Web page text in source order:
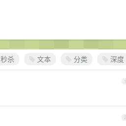
秒杀 文本 分类 深度
1
2